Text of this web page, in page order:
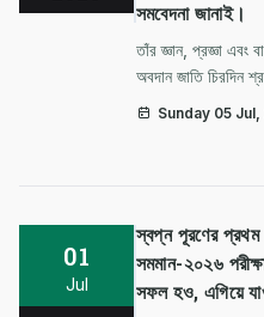
সমবেদনা জানাই।
তাঁর জ্ঞান, প্রজ্ঞা এবং
অবদান জাতি চিরদিন শ্রদ্ধার
করুন, জান্নাতুল
সহকর্মী ও
Sunday 05
01
Jul
স্বপ্ন পূরণের
সমমান-২০২৬
সফল হও, এগিয়ে